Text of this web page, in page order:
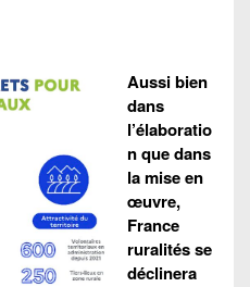
Aussi bien
dans
l’élaboratio
n que dans
la mise en
œuvre,
France
ruralités se
déclinera